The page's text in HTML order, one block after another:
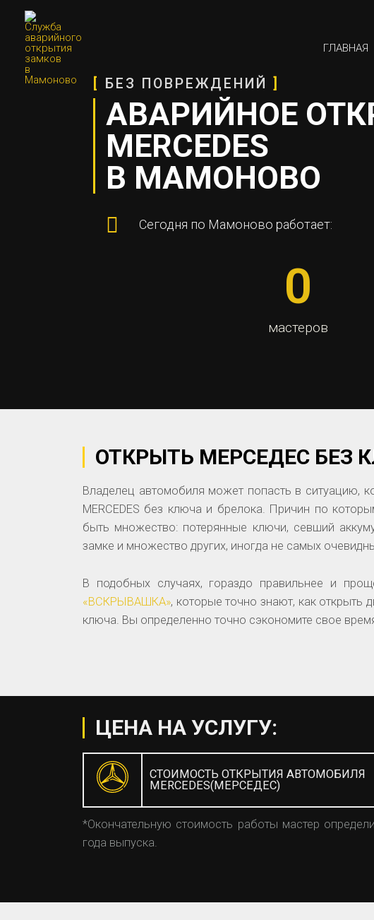
ГЛАВНАЯ
БЕЗ ПОВРЕЖДЕНИЙ
АВАРИЙНОЕ
MERCEDES
В МАМОНОВО
Сегодня по Мамоново работает:
0
мастеров
ОТКРЫТЬ МЕРСЕДЕС БЕЗ
Владелец автомобиля может попасть в ситуацию,
MERCEDES без ключа и брелока. Причин по
быть множество: потерянные ключи, севший
замке и множество других, иногда не самых
В подобных случаях, гораздо правильнее и
«ВСКРЫВАШКА», которые точно знают, как
ключа. Вы определенно точно сэкономите свое
ЦЕНА НА УСЛУГУ:
СТОИМОСТЬ ОТКРЫТИЯ АВТОМОБИЛЯ
MERCEDES(МЕРСЕДЕС)
*Окончательную стоимость работы мастер
года выпуска.